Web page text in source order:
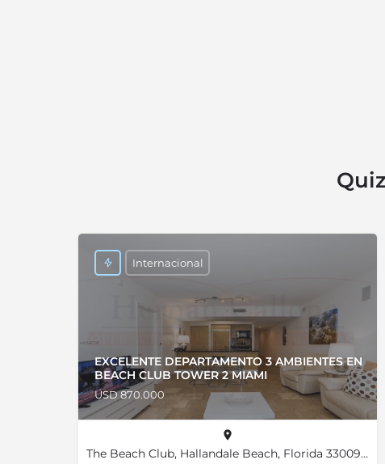
EXCELENTE DEPARTAMENTO 3 AMBIENTES EN
BEACH CLUB TOWER 2 MIAMI
USD 870.000
Internacional
The Beach Club, Hallandale Beach, Florida 33009, Estados Unidos, 25.98455, -80.11820